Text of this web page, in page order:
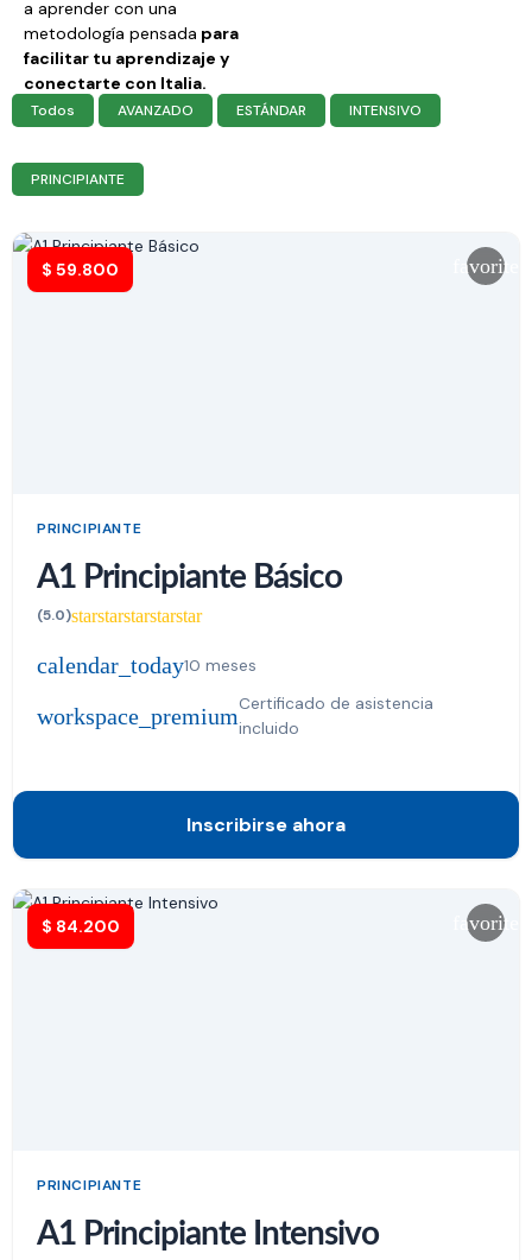
a aprender con una
metodología pensada para
facilitar tu aprendizaje y
conectarte con Italia.
Todos AVANZADO ESTÁNDAR INTENSIVO
PRINCIPIANTE
$ 59.800 favorite
PRINCIPIANTE
A1 Principiante Básico
(5.0)starstarstarstarstar
calendar_today10 meses
workspace_premiumCertificado de asistencia
incluido
Inscribirse ahora
$ 84.200 favorite
PRINCIPIANTE
A1 Principiante Intensivo